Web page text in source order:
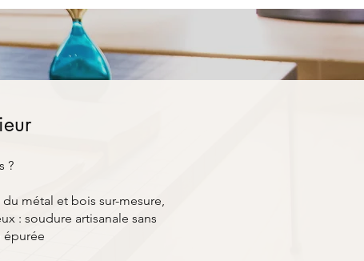
?
métal et bois sur-mesure,
: soudure artisanale sans
épurée